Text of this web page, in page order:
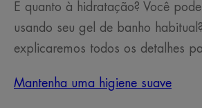
E quanto à hidratação? Você
usando seu gel de banho
explicaremos todos os detalhes
Mantenha uma higiene suave